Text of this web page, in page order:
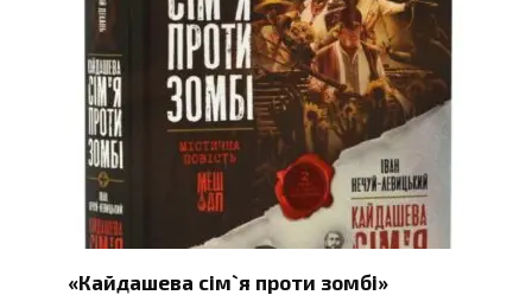
«Кайдашева сім`я проти зомбі»